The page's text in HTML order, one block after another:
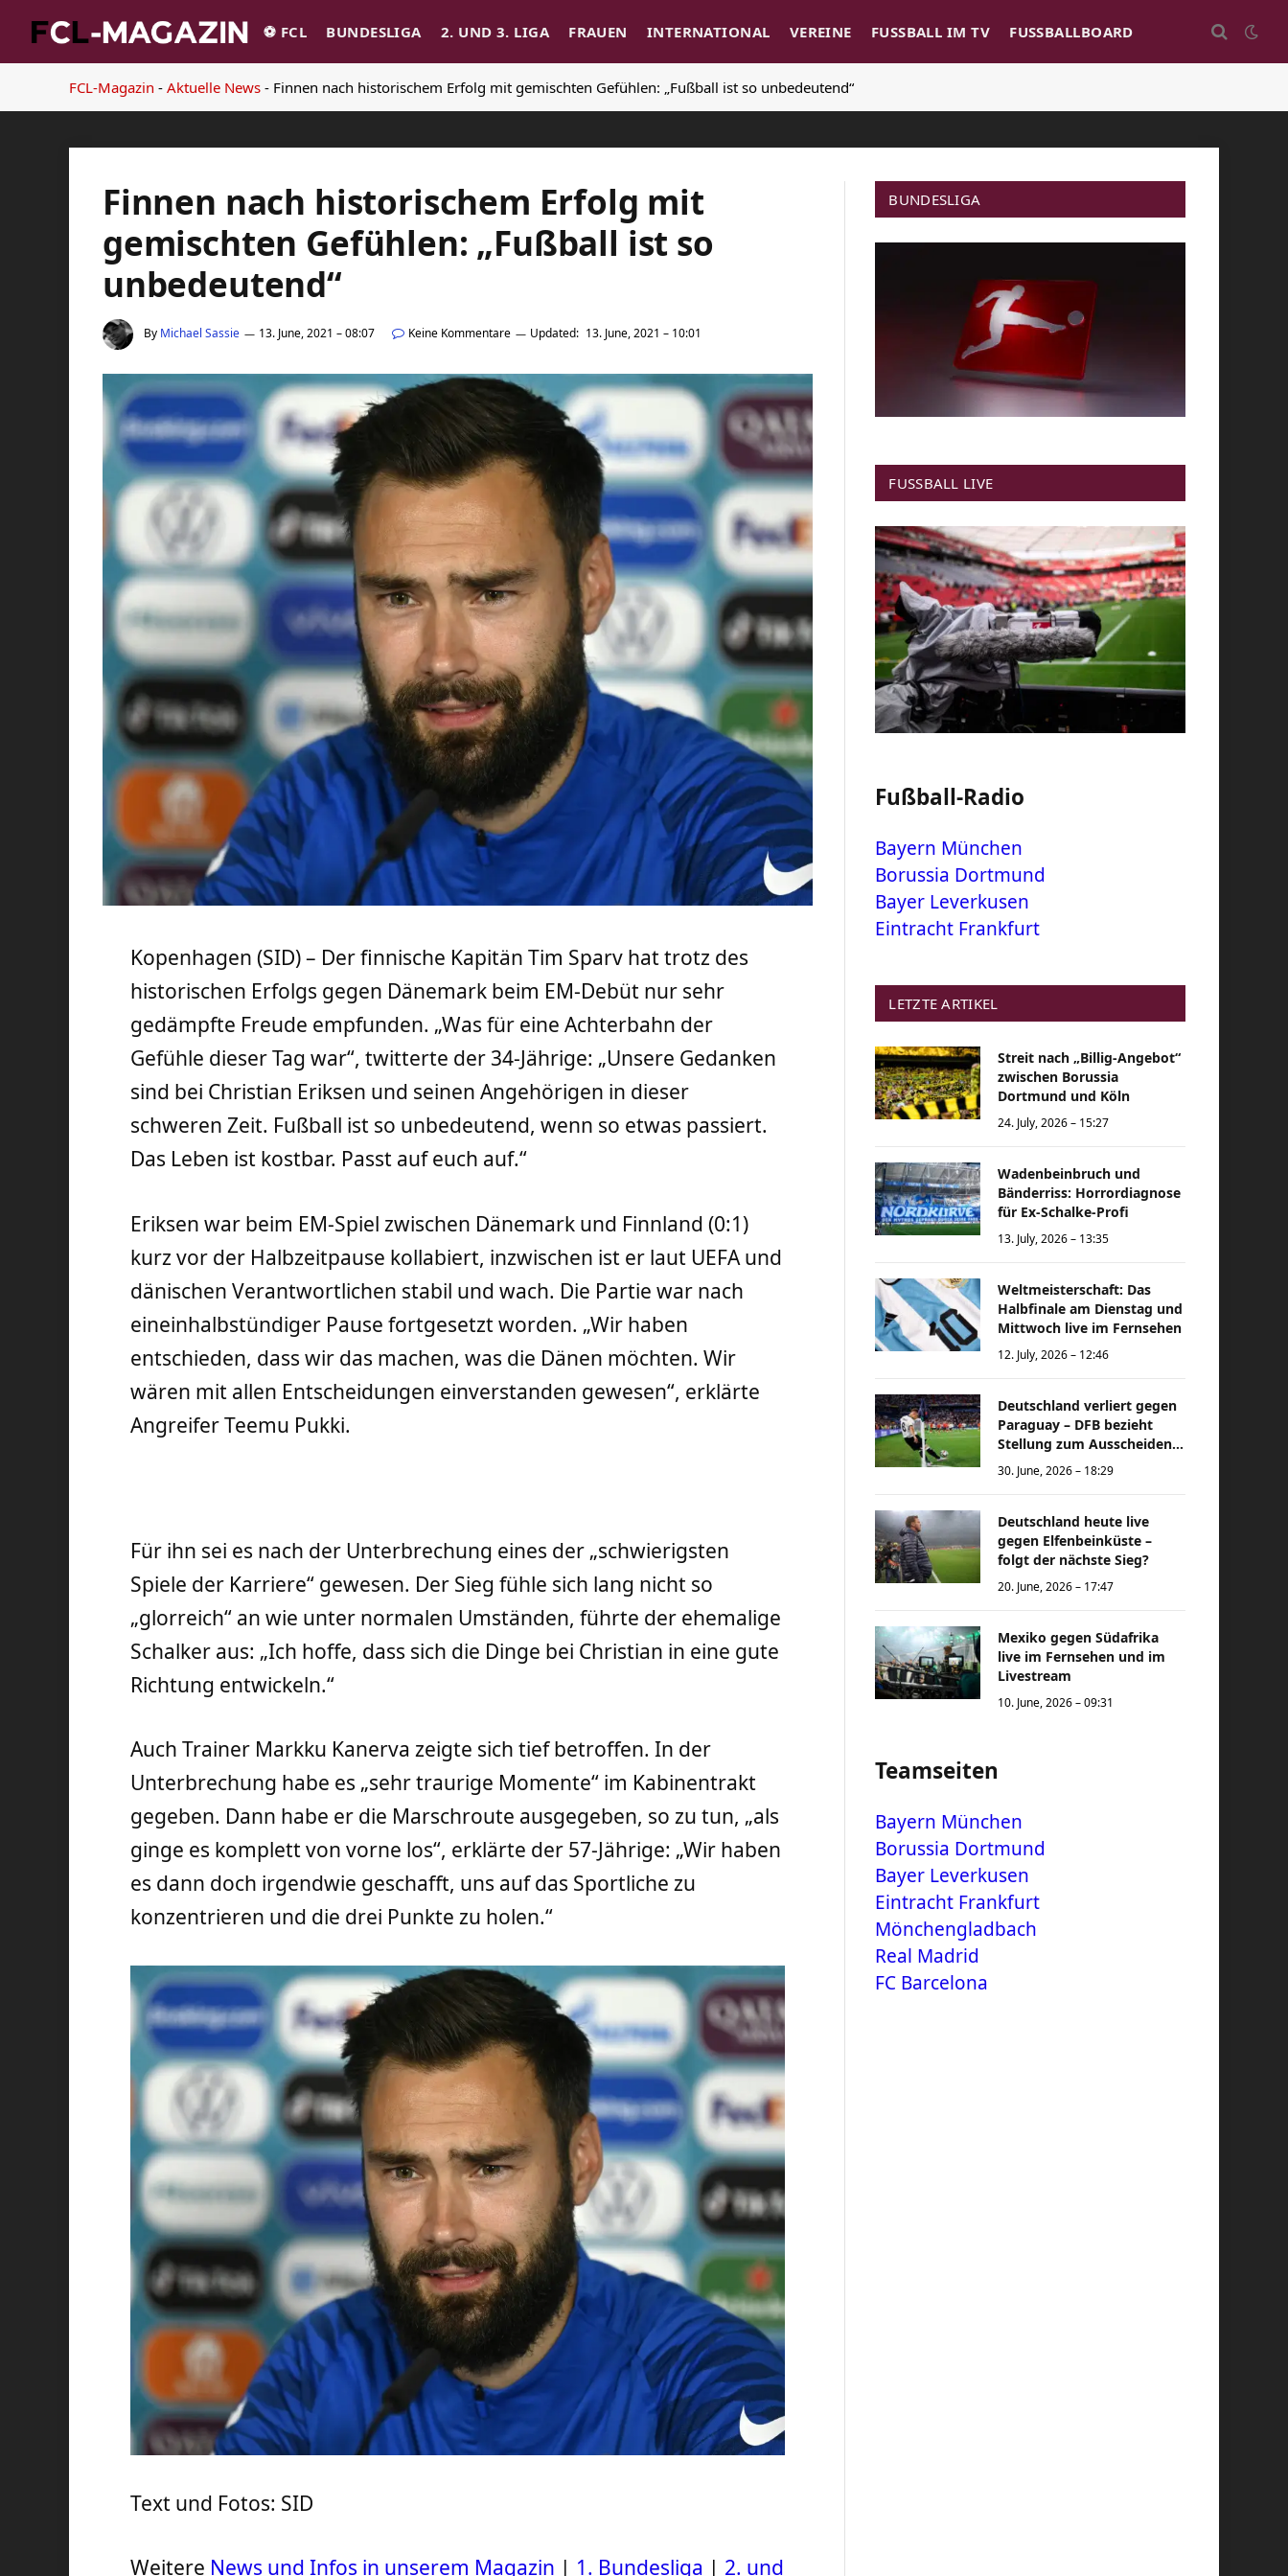
⚽️ FCL BUNDESLIGA 2. UND 3. LIGA FRAUEN INTERNATIONAL VEREINE FUSSBALL IM TV FUSSBALLBOARD
FCL-Magazin - Aktuelle News - Finnen nach historischem Erfolg mit gemischten Gefühlen: „Fußball ist so unbedeutend“
Finnen nach historischem Erfolg mit
gemischten Gefühlen: „Fußball ist so
unbedeutend“
By Michael Sassie 13. June, 2021 – 08:07 Keine Kommentare Updated: 13. June, 2021 – 10:01
Kopenhagen (SID) – Der finnische Kapitän Tim Sparv hat trotz des
historischen Erfolgs gegen Dänemark beim EM-Debüt nur sehr
gedämpfte Freude empfunden. „Was für eine Achterbahn der
Gefühle dieser Tag war“, twitterte der 34-Jährige: „Unsere Gedanken
sind bei Christian Eriksen und seinen Angehörigen in dieser
schweren Zeit. Fußball ist so unbedeutend, wenn so etwas passiert.
Das Leben ist kostbar. Passt auf euch auf.“
Eriksen war beim EM-Spiel zwischen Dänemark und Finnland (0:1)
kurz vor der Halbzeitpause kollabiert, inzwischen ist er laut UEFA und
dänischen Verantwortlichen stabil und wach. Die Partie war nach
eineinhalbstündiger Pause fortgesetzt worden. „Wir haben
entschieden, dass wir das machen, was die Dänen möchten. Wir
wären mit allen Entscheidungen einverstanden gewesen“, erklärte
Angreifer Teemu Pukki.
Für ihn sei es nach der Unterbrechung eines der „schwierigsten
Spiele der Karriere“ gewesen. Der Sieg fühle sich lang nicht so
„glorreich“ an wie unter normalen Umständen, führte der ehemalige
Schalker aus: „Ich hoffe, dass sich die Dinge bei Christian in eine gute
Richtung entwickeln.“
Auch Trainer Markku Kanerva zeigte sich tief betroffen. In der
Unterbrechung habe es „sehr traurige Momente“ im Kabinentrakt
gegeben. Dann habe er die Marschroute ausgegeben, so zu tun, „als
ginge es komplett von vorne los“, erklärte der 57-Jährige: „Wir haben
es dann doch irgendwie geschafft, uns auf das Sportliche zu
konzentrieren und die drei Punkte zu holen.“
Text und Fotos: SID
Weitere News und Infos in unserem Magazin | 1. Bundesliga | 2. und
BUNDESLIGA
FUSSBALL LIVE
Fußball-Radio
Bayern München
Borussia Dortmund
Bayer Leverkusen
Eintracht Frankfurt
LETZTE ARTIKEL
Streit nach „Billig-Angebot“
zwischen Borussia
Dortmund und Köln
24. July, 2026 – 15:27
Wadenbeinbruch und
Bänderriss: Horrordiagnose
für Ex-Schalke-Profi
13. July, 2026 – 13:35
Weltmeisterschaft: Das
Halbfinale am Dienstag und
Mittwoch live im Fernsehen
12. July, 2026 – 12:46
Deutschland verliert gegen
Paraguay – DFB bezieht
Stellung zum Ausscheiden
bei der Weltmeisterschaft
30. June, 2026 – 18:29
Deutschland heute live
gegen Elfenbeinküste –
folgt der nächste Sieg?
20. June, 2026 – 17:47
Mexiko gegen Südafrika
live im Fernsehen und im
Livestream
10. June, 2026 – 09:31
Teamseiten
Bayern München
Borussia Dortmund
Bayer Leverkusen
Eintracht Frankfurt
Mönchengladbach
Real Madrid
FC Barcelona